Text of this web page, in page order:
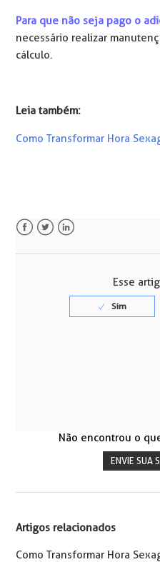
Para que não seja pago o
necessário realizar
cálculo.
Leia também:
Como Transformar Hora
Esse
Não encontrou o
ENVIE SUA
Artigos relacionados
Como Transformar Hora